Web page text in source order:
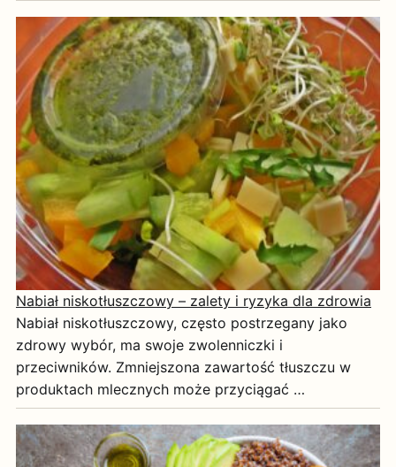
Nabiał niskotłuszczowy – zalety i ryzyka dla zdrowia
Nabiał niskotłuszczowy, często postrzegany jako
zdrowy wybór, ma swoje zwolenniczki i
przeciwników. Zmniejszona zawartość tłuszczu w
produktach mlecznych może przyciągać …